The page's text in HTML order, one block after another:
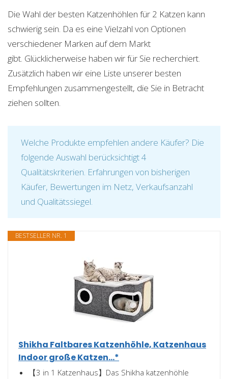
Die Wahl der besten Katzenhöhlen für 2 Katzen kann
schwierig sein. Da es eine Vielzahl von Optionen
verschiedener Marken auf dem Markt
gibt. Glücklicherweise haben wir für Sie recherchiert.
Zusätzlich haben wir eine Liste unserer besten
Empfehlungen zusammengestellt, die Sie in Betracht
ziehen sollten.
Welche Produkte empfehlen andere Käufer? Die
folgende Auswahl berücksichtigt 4
Qualitätskriterien. Erfahrungen von bisherigen
Käufer, Bewertungen im Netz, Verkaufsanzahl
und Qualitätssiegel.
BESTSELLER NR. 1
Shikha Faltbares Katzenhöhle, Katzenhaus
Indoor große Katzen...*
【3 in 1 Katzenhaus】Das Shikha katzenhöhle